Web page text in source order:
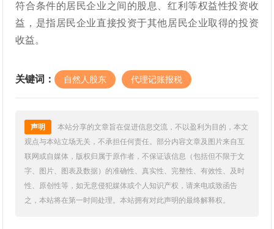
符合条件的居民企业之间的股息、红利等权益性投资收
益，是指居民企业直接投资于其他居民企业取得的投资
收益。
关键词： 自然人股东 代理记账报税
声明
本站分享的文章旨在促进信息交流，不以盈利为目的，本文
观点与本站立场无关，不承担任何责任。部分内容文章及图片来自互
联网或自媒体，版权归属于原作者，不保证该信息（包括但不限于文
字、图片、图表及数据）的准确性、真实性、完整性、有效性、及时
性、原创性等，如无意侵犯媒体或个人知识产权，请来电或致函告
之，本站将在第一时间处理。本站拥有对此声明的最终解释权。